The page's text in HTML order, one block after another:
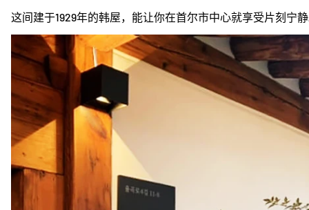
这间建于1929年的韩屋，能让你在首尔市中心就享受片刻宁